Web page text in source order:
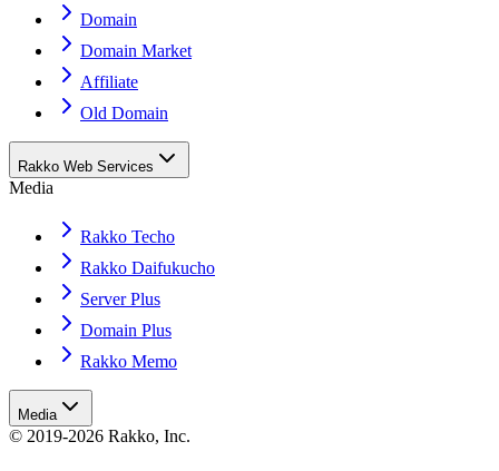
Domain
Domain Market
Affiliate
Old Domain
Rakko Web Services
Media
Rakko Techo
Rakko Daifukucho
Server Plus
Domain Plus
Rakko Memo
Media
© 2019-2026 Rakko, Inc.